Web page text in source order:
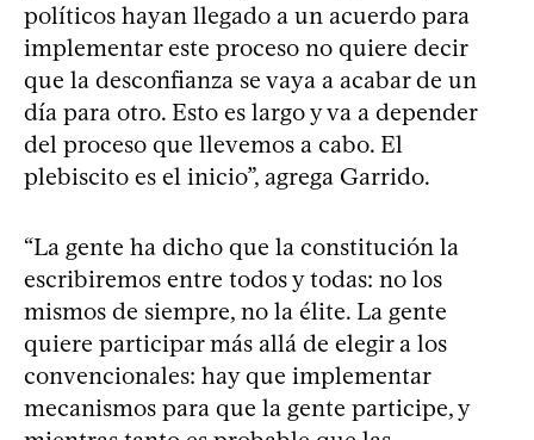
políticos hayan llegado a un acuerdo para
implementar este proceso no quiere decir
que la desconfianza se vaya a acabar de un
día para otro. Esto es largo y va a depender
del proceso que llevemos a cabo. El
plebiscito es el inicio”, agrega Garrido.
“La gente ha dicho que la constitución la
escribiremos entre todos y todas: no los
mismos de siempre, no la élite. La gente
quiere participar más allá de elegir a los
convencionales: hay que implementar
mecanismos para que la gente participe, y